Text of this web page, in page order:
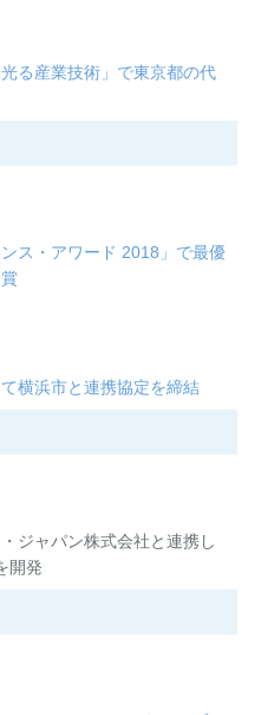
る産業技術」で東京都の代
ンス・アワード 2018」で最優
横浜市と連携協定を締結
ジャパン株式会社と連携し
開発